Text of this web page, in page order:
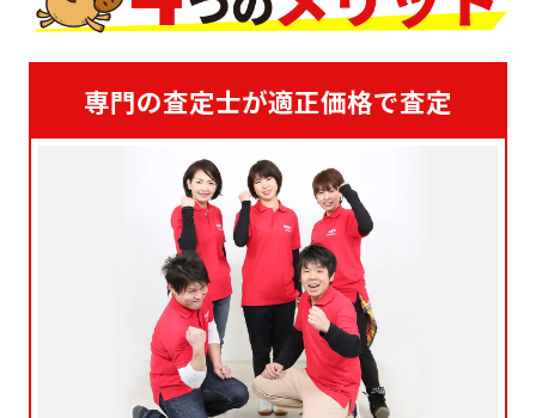
専門の査定士が適正価格で査定